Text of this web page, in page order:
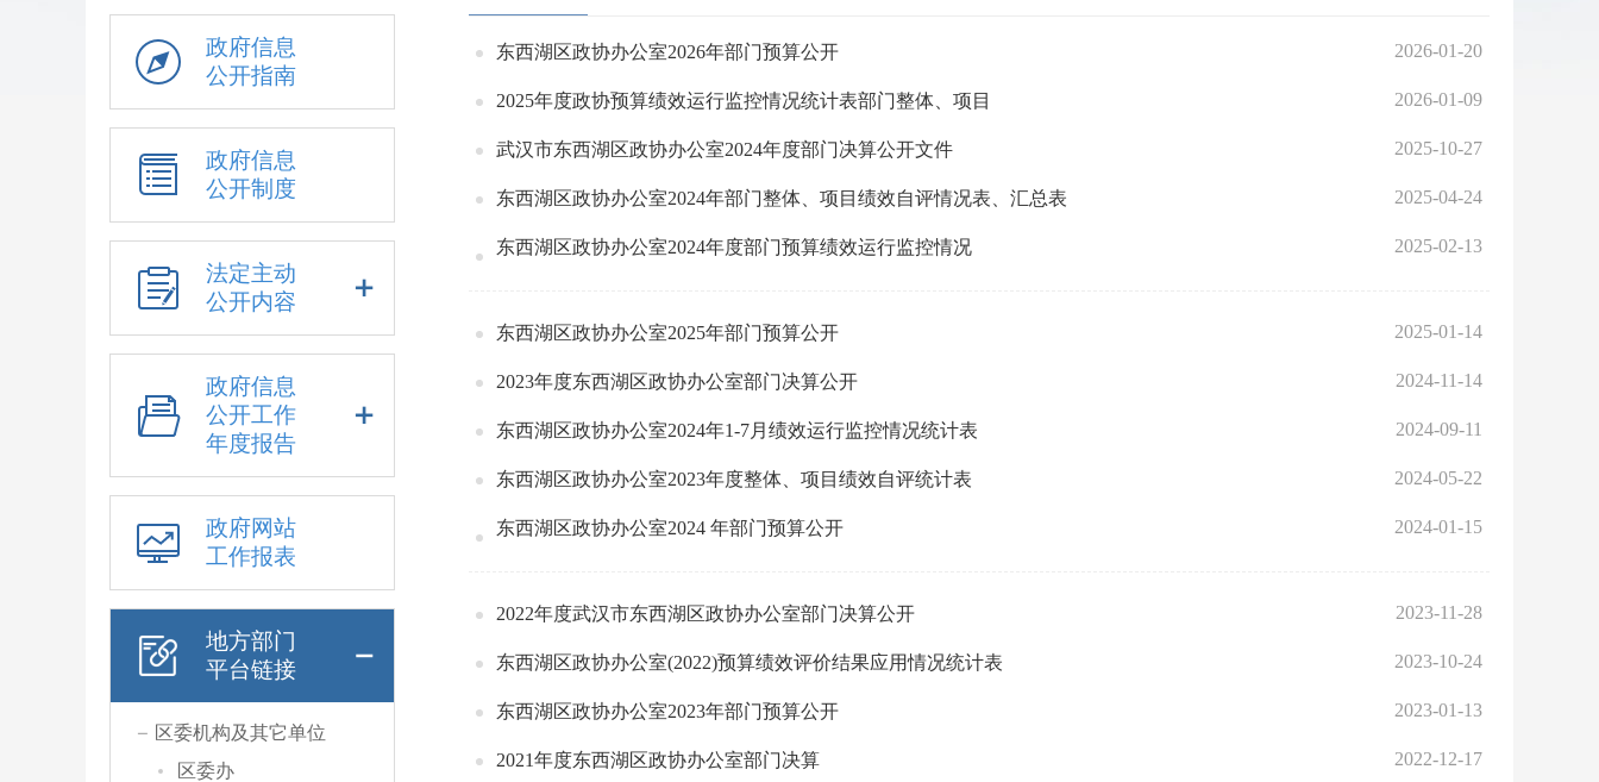
政府信息
公开指南
政府信息
公开制度
法定主动
公开内容
政府信息
公开工作
年度报告
政府网站
工作报表
地方部门
平台链接
区委机构及其它单位
区委办
东西湖区政协办公室2026年部门预算公开 2026-01-20
2025年度政协预算绩效运行监控情况统计表部门整体、项目 2026-01-09
武汉市东西湖区政协办公室2024年度部门决算公开文件 2025-10-27
东西湖区政协办公室2024年部门整体、项目绩效自评情况表、汇总表 2025-04-24
东西湖区政协办公室2024年度部门预算绩效运行监控情况 2025-02-13
东西湖区政协办公室2025年部门预算公开 2025-01-14
2023年度东西湖区政协办公室部门决算公开 2024-11-14
东西湖区政协办公室2024年1-7月绩效运行监控情况统计表 2024-09-11
东西湖区政协办公室2023年度整体、项目绩效自评统计表 2024-05-22
东西湖区政协办公室2024 年部门预算公开 2024-01-15
2022年度武汉市东西湖区政协办公室部门决算公开 2023-11-28
东西湖区政协办公室(2022)预算绩效评价结果应用情况统计表 2023-10-24
东西湖区政协办公室2023年部门预算公开 2023-01-13
2021年度东西湖区政协办公室部门决算 2022-12-17